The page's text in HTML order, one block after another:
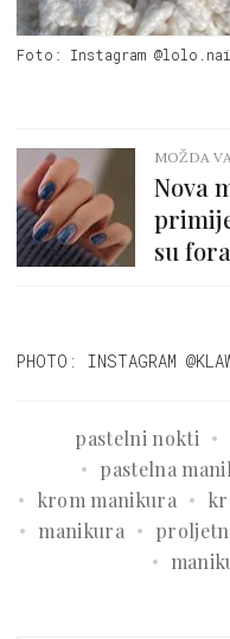
Foto: Instagram
MOŽDA
Nova
su
PHOTO: INSTAGRAM
pastelni nokti
pastelna
krom manikura
manikura